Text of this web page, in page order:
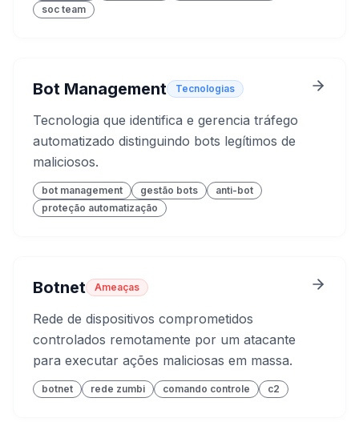
soc team
Bot Management Tecnologias
Tecnologia que identifica e gerencia tráfego
automatizado distinguindo bots legítimos de
maliciosos.
bot management gestão bots
anti-bot
proteção automatização
Botnet Ameaças
Rede de dispositivos comprometidos
controlados remotamente por um atacante
para executar ações maliciosas em massa.
botnet rede zumbi comando controle c2